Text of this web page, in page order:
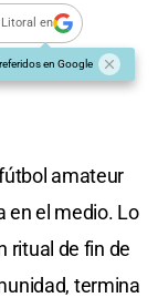
Litoral en
en Google
amateur
en el medio. Lo
ritual de fin de
termina